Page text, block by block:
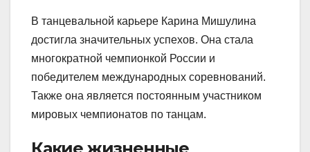
В танцевальной карьере Карина Мишулина
достигла значительных успехов. Она стала
многократной чемпионкой России и
победителем международных соревнований.
Также она является постоянным участником
мировых чемпионатов по танцам.